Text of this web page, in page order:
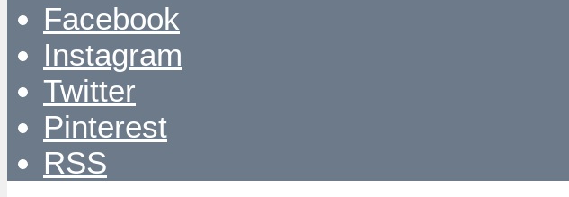
Facebook
Instagram
Twitter
Pinterest
RSS